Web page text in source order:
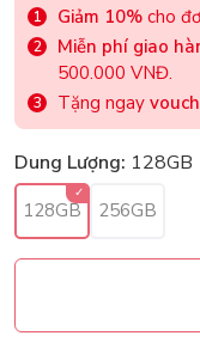
Giảm 10% cho
Miễn phí giao
500.000 VNĐ.
Tặng ngay
Dung Lượng: 128GB
128GB 256GB